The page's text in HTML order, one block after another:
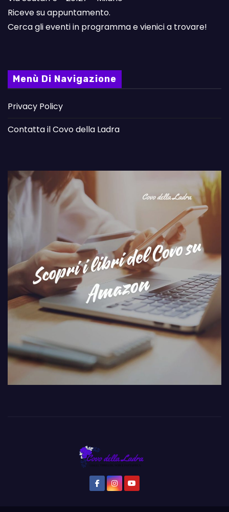
Riceve su appuntamento.
Cerca gli eventi in programma e vienici a trovare!
Menù Di Navigazione
Privacy Policy
Contatta il Covo della Ladra